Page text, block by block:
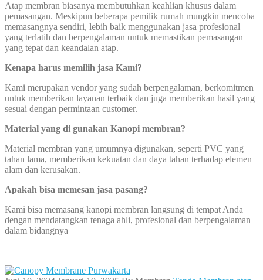
Atap membran biasanya membutuhkan keahlian khusus dalam
pemasangan. Meskipun beberapa pemilik rumah mungkin mencoba
memasangnya sendiri, lebih baik menggunakan jasa profesional
yang terlatih dan berpengalaman untuk memastikan pemasangan
yang tepat dan keandalan atap.
Kenapa harus memilih jasa Kami?
Kami merupakan vendor yang sudah berpengalaman, berkomitmen
untuk memberikan layanan terbaik dan juga memberikan hasil yang
sesuai dengan permintaan customer.
Material yang di gunakan Kanopi membran?
Material membran yang umumnya digunakan, seperti PVC yang
tahan lama, memberikan kekuatan dan daya tahan terhadap elemen
alam dan kerusakan.
Apakah bisa memesan jasa pasang?
Kami bisa memasang kanopi membran langsung di tempat Anda
dengan mendatangkan tenaga ahli, profesional dan berpengalaman
dalam bidangnya